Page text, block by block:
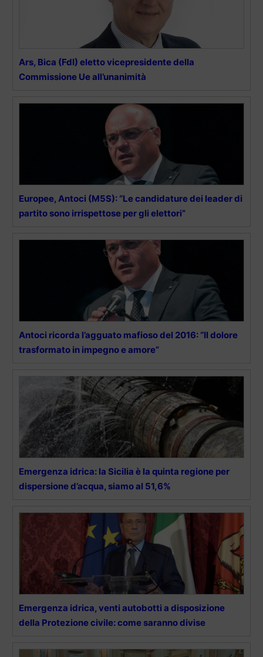
Ars, Bica (FdI) eletto vicepresidente della
Commissione Ue all’unanimità
Europee, Antoci (M5S): “Le candidature dei leader di
partito sono irrispettose per gli elettori”
Antoci ricorda l’agguato mafioso del 2016: “Il dolore
trasformato in impegno e amore”
Emergenza idrica: la Sicilia è la quinta regione per
dispersione d’acqua, siamo al 51,6%
Emergenza idrica, venti autobotti a disposizione
della Protezione civile: come saranno divise